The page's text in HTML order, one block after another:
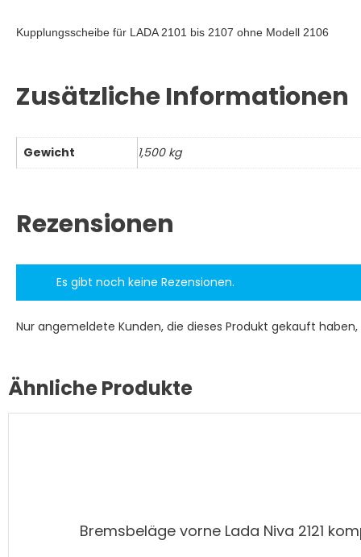
Kupplungsscheibe für LADA 2101 bis 2107 ohne Modell 2106
Zusätzliche Informationen
Gewicht 1,500 kg
Rezensionen
Es gibt noch keine Rezensionen.
Nur angemeldete Kunden, die dieses Produkt gekauft
Ähnliche Produkte
Bremsbeläge vorne Lada Niva 2121